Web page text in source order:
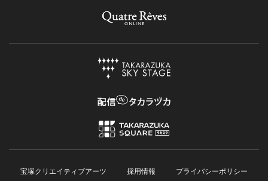
宝塚クリエイティブアーツ 採用情報 プライバシーポリシー